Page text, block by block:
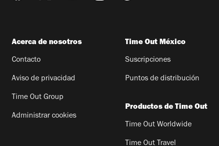
Acerca de nosotros
Contacto
Aviso de privacidad
Time Out Group
Administrar cookies
Time Out México
Suscripciones
Puntos de distribución
Productos de Time Out
Time Out Worldwide
Time Out Travel